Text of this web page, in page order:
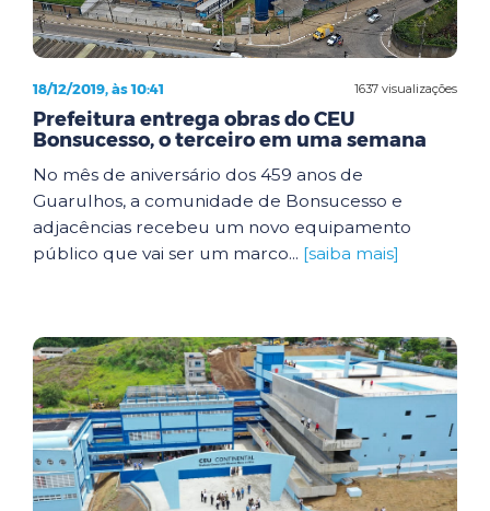
1637 visualizações
18/12/2019, às 10:41
Prefeitura entrega obras do CEU
Bonsucesso, o terceiro em uma semana
No mês de aniversário dos 459 anos de
Guarulhos, a comunidade de Bonsucesso e
adjacências recebeu um novo equipamento
público que vai ser um marco... [saiba mais]